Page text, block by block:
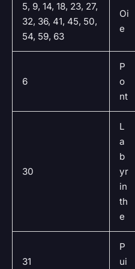
5, 9, 14, 18, 23, 27,
32, 36, 41, 45, 50,
54, 59, 63
Oi
e
6
P
o
nt
30
L
a
b
yr
in
th
e
31
P
ui